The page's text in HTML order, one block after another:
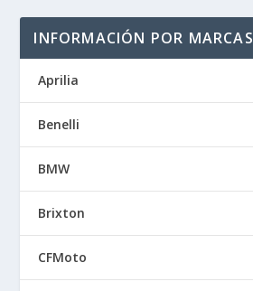
INFORMACIÓN POR MARCAS
Aprilia
Benelli
BMW
Brixton
CFMoto